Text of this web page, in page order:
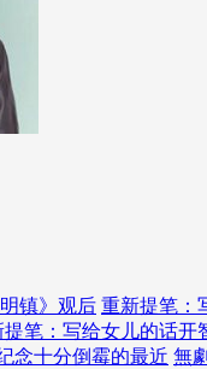
明镇》观后 重新提笔：
提笔：写给女儿的话开
念十分倒霉的最近 無